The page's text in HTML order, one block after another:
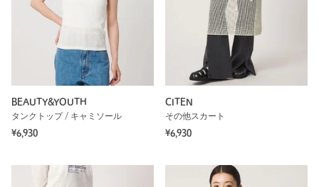
BEAUTY&YOUTH
タンクトップ / キャミソール
¥6,930
CITEN
その他スカート
¥6,930